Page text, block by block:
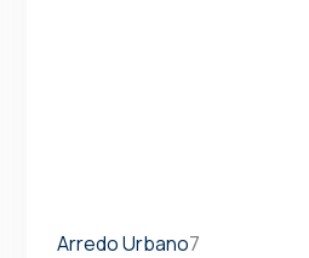
Arredo Urbano7